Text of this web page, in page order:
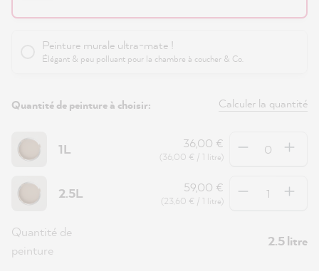
Peinture murale ultra-mate !
Élégant & peu polluant pour la chambre à coucher & Co.
Quantité de peinture à choisir: Calculer la quantité
1L 36,00 €
(36,00 € / 1 litre)
2.5L 59,00 €
(23,60 € / 1 litre)
Quantité de
peinture
2.5 litre